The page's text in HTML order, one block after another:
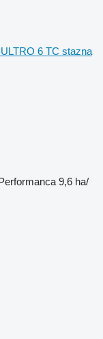
6 TC stazna
9,6 ha/